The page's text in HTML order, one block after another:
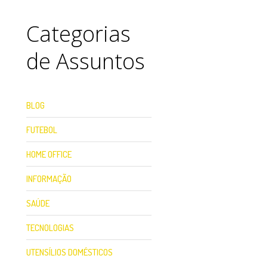
Categorias
de Assuntos
BLOG
FUTEBOL
HOME OFFICE
INFORMAÇÃO
SAÚDE
TECNOLOGIAS
UTENSÍLIOS DOMÉSTICOS